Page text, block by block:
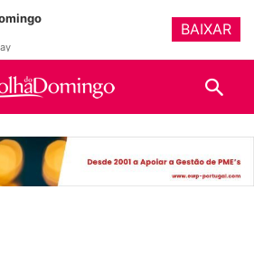
BAIXAR